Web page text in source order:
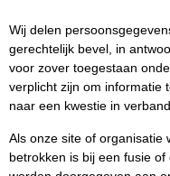
Wij delen
gerechtelijk bevel, in
voor zover toegestaan
verplicht zijn om informatie
naar een kwestie in
Als onze site of organisatie
betrokken is bij een fusie